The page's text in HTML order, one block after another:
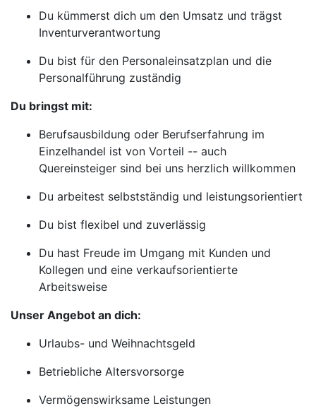
Du kümmerst dich um den Umsatz und trägst
Inventurverantwortung
Du bist für den Personaleinsatzplan und die
Personalführung zuständig
Du bringst mit:
Berufsausbildung oder Berufserfahrung im
Einzelhandel ist von Vorteil -- auch
Quereinsteiger sind bei uns herzlich willkommen
Du arbeitest selbstständig und leistungsorientiert
Du bist flexibel und zuverlässig
Du hast Freude im Umgang mit Kunden und
Kollegen und eine verkaufsorientierte
Arbeitsweise
Unser Angebot an dich:
Urlaubs- und Weihnachtsgeld
Betriebliche Altersvorsorge
Vermögenswirksame Leistungen